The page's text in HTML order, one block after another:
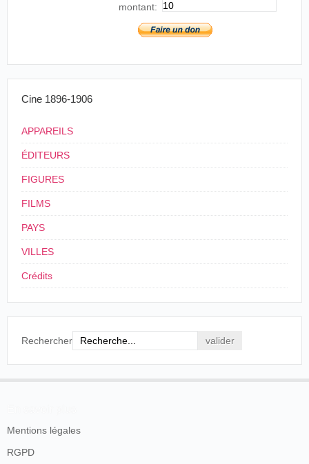
montant:
Cine 1896-1906
APPAREILS
ÉDITEURS
FIGURES
FILMS
PAYS
VILLES
Crédits
Rechercher
Mentions légales
RGPD